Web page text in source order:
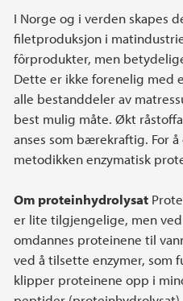
I Norge og i verden skapes
filetproduksjon i
fôrprodukter, men
Dette er ikke forenelig med
alle bestanddeler av
best mulig måte. Økt
anses som bærekraftig. For
metodikken enzymatisk
Om proteinhydrolysat
er lite tilgjengelige, men
omdannes proteinene til
ved å tilsette enzymer, som
klipper proteinene opp i